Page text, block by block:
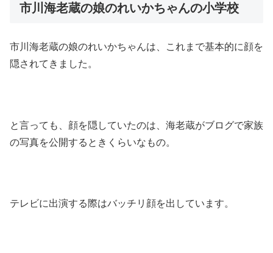
市川海老蔵の娘のれいかちゃんの小学校
市川海老蔵の娘のれいかちゃんは、これまで基本的に顔を
隠されてきました。
と言っても、顔を隠していたのは、海老蔵がブログで家族
の写真を公開するときくらいなもの。
テレビに出演する際はバッチリ顔を出しています。